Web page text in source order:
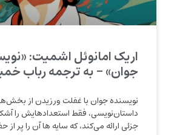
اریک امانوئل اشمیت:
جوان» – به ترجمه رباب
نویسنده جوان با غفلت ورزیدن از
داستان‌نویسی، فقط استعداد‌هایش را
جزئی ارائه می‌کند، که سایه ها آن را پر از